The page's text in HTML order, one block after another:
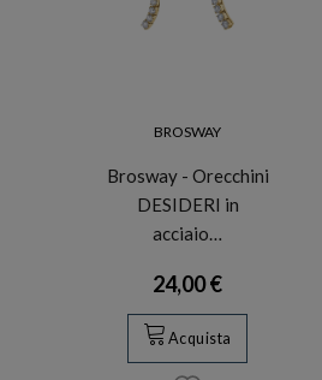
BROSWAY
Brosway - Orecchini
DESIDERI in
acciaio…
24,00 €
Acquista